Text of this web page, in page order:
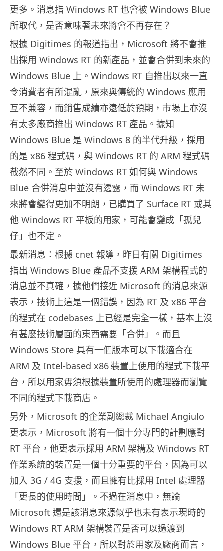
更多。消息指 Windows RT 也會被 Windows Blue
所取代，是否意味著未來將會不再存在？
根據 Digitimes 的報道指出，Microsoft 將不會推
出採用 Windows RT 的新產品，並會合併到未來的
Windows Blue 上。Windows RT 自推出以來一直
令消費者有所混亂，原來與傳統的 Windows 應用
互不兼容，而銷售成績亦遠低於預期，市場上亦沒
有太多廠商推出 Windows RT 產品。據知
Windows Blue 是 Windows 8 的半代升級，採用
的是 x86 程式碼，與 Windows RT 的 ARM 程式碼
截然不同。至於 Windows RT 如何與 Windows
Blue 合併消息中並沒有透露，而 Windows RT 未
來將會變得更加不明朗，已購買了 Surface RT 或其
他 Windows RT 平板的用家，可能會變成「孤兒
仔」也不定。
最新消息：根據 cnet 報導，昨日有關 Digitimes
指出 Windows Blue 產品不支援 ARM 架構程式的
消息並不真確，據他們接近 Microsoft 的消息來源
表示，技術上這是一個錯誤，因為 RT 及 x86 平台
的程式在 codebases 上已經是完全一樣，基本上沒
有甚麼技術層面的東西需要「合併」。而且
Windows Store 具有一個版本可以下載適合在
ARM 及 Intel-based x86 裝置上使用的程式下載平
台，所以用家毋須根據裝置所使用的處理器而瀏覽
不同的程式下載商店。
另外，Microsoft 的企業副總裁 Michael Angiulo
更表示，Microsoft 將有一個十分專門的計劃應對
RT 平台，他更表示採用 ARM 架構及 Windows RT
作業系統的裝置是一個十分重要的平台，因為可以
加入 3G / 4G 支援，而且擁有比採用 Intel 處理器
「更長的使用時間」。不過在消息中，無論
Microsoft 還是該消息來源似乎也未有表示現時的
Windows RT ARM 架構裝置是否可以過渡到
Windows Blue 平台，所以對於用家及廠商而言，